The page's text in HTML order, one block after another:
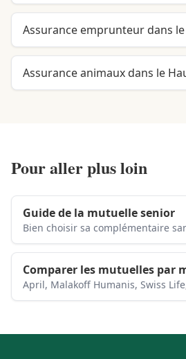
Assurance emprunteur dans
Assurance animaux dans le
Pour aller plus loin
Guide de la mutuelle senior
Bien choisir sa complémentaire
Comparer les mutuelles par
April, Malakoff Humanis, Swiss